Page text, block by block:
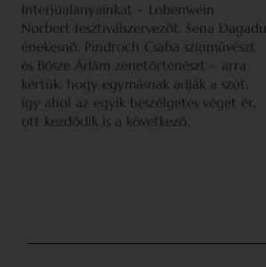
Interjúalanyainkat – Lobenwein
Norbert fesztiválszervezőt, Sena Dagadu
énekesnő, Pindroch Csaba színművészt
és Bősze Ádám zenetörténészt – arra
kértük, hogy egymásnak adják a szót,
így ahol az egyik beszélgetés véget ér,
ott kezdődik is a következő.